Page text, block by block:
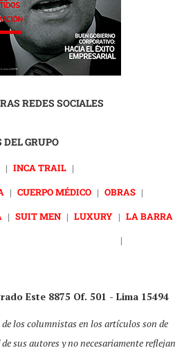
REDES SOCIALES
GRUPO
| INCA TRAIL |
| CUERPO MÉDICO | OBRAS |
| SUIT MEN | LUXURY | LA BARRA
|
Este 8875 Of. 501 - Lima 15494
los columnistas en los artículos son de
sus autores y no necesariamente reflejan